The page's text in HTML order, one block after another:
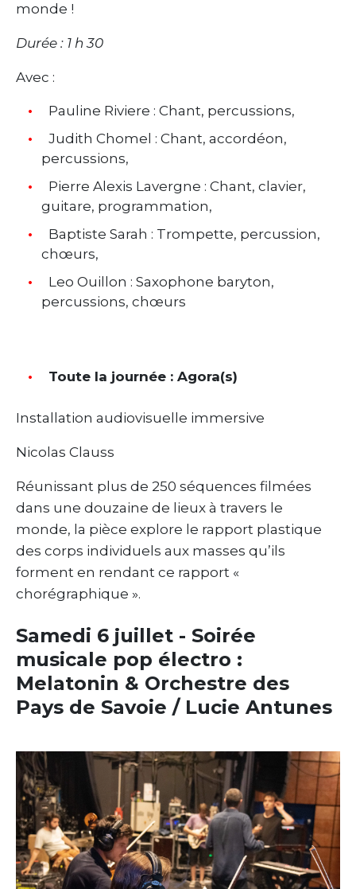
monde !
Durée : 1 h 30
Avec :
Pauline Riviere : Chant, percussions,
Judith Chomel : Chant, accordéon,
percussions,
Pierre Alexis Lavergne : Chant, clavier,
guitare, programmation,
Baptiste Sarah : Trompette, percussion,
chœurs,
Leo Ouillon : Saxophone baryton,
percussions, chœurs
Toute la journée : Agora(s)
Installation audiovisuelle immersive
Nicolas Clauss
Réunissant plus de 250 séquences filmées
dans une douzaine de lieux à travers le
monde, la pièce explore le rapport plastique
des corps individuels aux masses qu’ils
forment en rendant ce rapport «
chorégraphique ».
Samedi 6 juillet - Soirée
musicale pop électro :
Melatonin & Orchestre des
Pays de Savoie / Lucie Antunes